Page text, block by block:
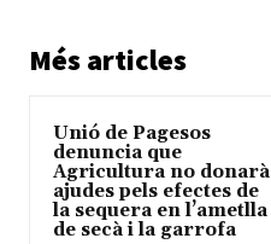
Més articles
Unió de Pagesos
denuncia que
Agricultura no donarà
ajudes pels efectes de
la sequera en l’ametlla
de secà i la garrofa